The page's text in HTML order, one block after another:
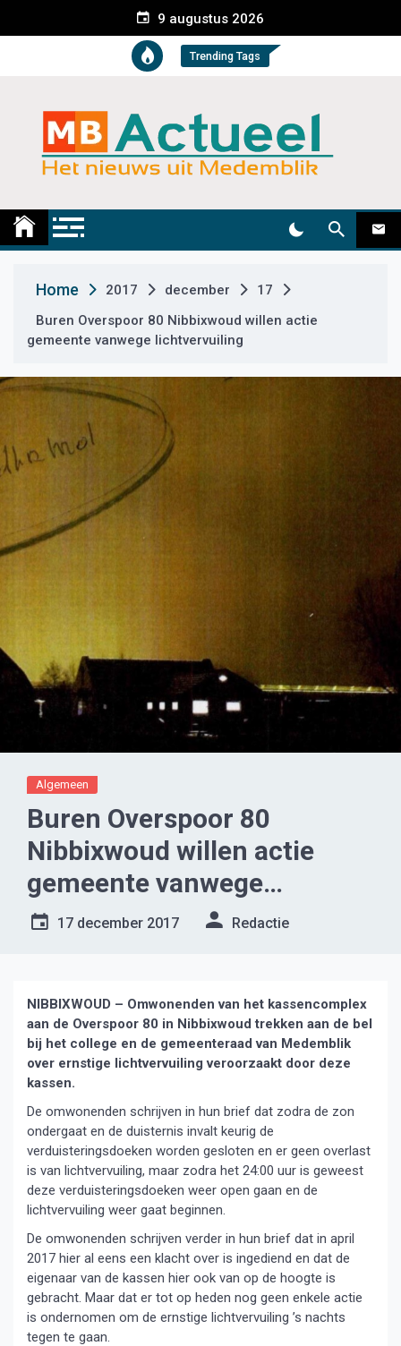
e
t
9 augustus 2026
Trending Tags
Medemblik Actueel
Home 2017 december
17
Buren Overspoor 80 Nibbixwoud willen actie
gemeente vanwege lichtvervuiling
Algemeen
Buren Overspoor 80
Nibbixwoud willen actie
gemeente vanwege
lichtvervuiling
17 december 2017 Redactie
NIBBIXWOUD – Omwonenden van het kassencomplex
aan de Overspoor 80 in Nibbixwoud trekken aan de bel
bij het college en de gemeenteraad van Medemblik
over ernstige lichtvervuiling veroorzaakt door deze
kassen.
De omwonenden schrijven in hun brief dat zodra de zon
ondergaat en de duisternis invalt keurig de
verduisteringsdoeken worden gesloten en er geen overlast
is van lichtvervuiling, maar zodra het 24:00 uur is geweest
deze verduisteringsdoeken weer open gaan en de
lichtvervuiling weer gaat beginnen.
De omwonenden schrijven verder in hun brief dat in april
2017 hier al eens een klacht over is ingediend en dat de
eigenaar van de kassen hier ook van op de hoogte is
gebracht. Maar dat er tot op heden nog geen enkele actie
is ondernomen om de ernstige lichtvervuiling ’s nachts
tegen te gaan.